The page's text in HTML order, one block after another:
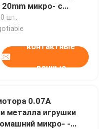
микро- с
шт.
контактные
данные
0.07A
металла игрушки
микро- -